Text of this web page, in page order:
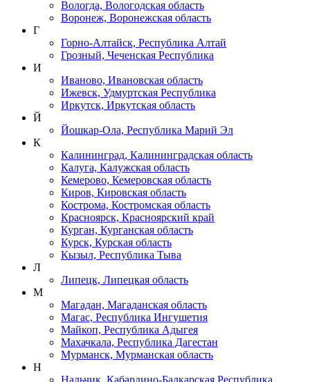
Вологда, Вологодская область
Воронеж, Воронежская область
Г
Горно-Алтайск, Республика Алтай
Грозный, Чеченская Республика
И
Иваново, Ивановская область
Ижевск, Удмуртская Республика
Иркутск, Иркутская область
Й
Йошкар-Ола, Республика Марий Эл
К
Калининград, Калининградская область
Калуга, Калужская область
Кемерово, Кемеровская область
Киров, Кировская область
Кострома, Костромская область
Красноярск, Красноярский край
Курган, Курганская область
Курск, Курская область
Кызыл, Республика Тыва
Л
Липецк, Липецкая область
М
Магадан, Магаданская область
Магас, Республика Ингушетия
Майкоп, Республика Адыгея
Махачкала, Республика Дагестан
Мурманск, Мурманская область
Н
Нальчик, Кабардино-Балкарская Республика